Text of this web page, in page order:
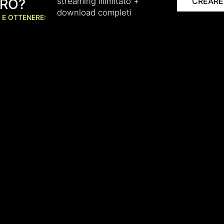
OTTENERE:
download completi